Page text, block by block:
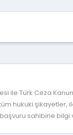
ile Türk Ceza
hukuki şikayetler,
sahibine bilgi